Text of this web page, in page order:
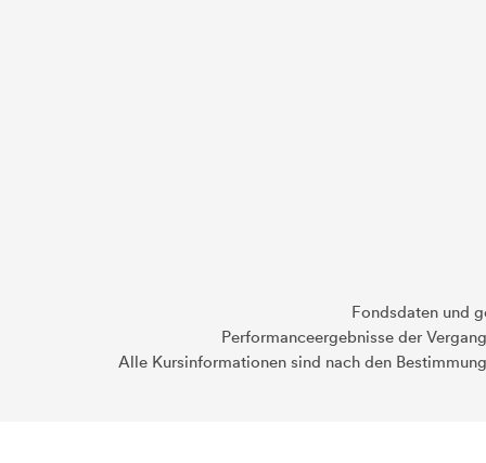
Fondsdaten und
Performanceergebnisse der
Alle Kursinformationen sind nach den